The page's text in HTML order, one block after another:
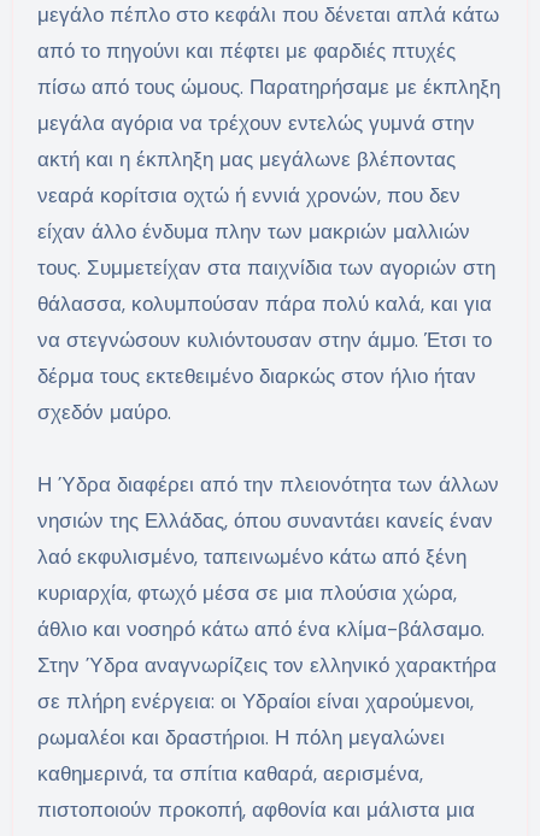
μεγάλο πέπλο στο κεφάλι που δένεται απλά κάτω
από το πηγούνι και πέφτει με φαρδιές πτυχές
πίσω από τους ώμους. Παρατηρήσαμε με έκπληξη
μεγάλα αγόρια να τρέχουν εντελώς γυμνά στην
ακτή και η έκπληξη μας μεγάλωνε βλέποντας
νεαρά κορίτσια οχτώ ή εννιά χρονών, που δεν
είχαν άλλο ένδυμα πλην των μακριών μαλλιών
τους. Συμμετείχαν στα παιχνίδια των αγοριών στη
θάλασσα, κολυμπούσαν πάρα πολύ καλά, και για
να στεγνώσουν κυλιόντουσαν στην άμμο. Έτσι το
δέρμα τους εκτεθειμένο διαρκώς στον ήλιο ήταν
σχεδόν μαύρο.
Η Ύδρα διαφέρει από την πλειονότητα των άλλων
νησιών της Ελλάδας, όπου συναντάει κανείς έναν
λαό εκφυλισμένο, ταπεινωμένο κάτω από ξένη
κυριαρχία, φτωχό μέσα σε μια πλούσια χώρα,
άθλιο και νοσηρό κάτω από ένα κλίμα-βάλσαμο.
Στην Ύδρα αναγνωρίζεις τον ελληνικό χαρακτήρα
σε πλήρη ενέργεια: οι Υδραίοι είναι χαρούμενοι,
ρωμαλέοι και δραστήριοι. Η πόλη μεγαλώνει
καθημερινά, τα σπίτια καθαρά, αερισμένα,
πιστοποιούν προκοπή, αφθονία και μάλιστα μια